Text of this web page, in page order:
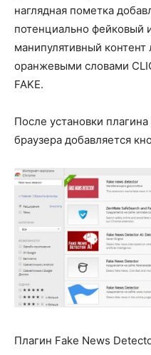
наглядная пометка
потенциально фейковый
манипулятивный
оранжевыми словами
FAKE.
После установки
браузера добавляется
Плагин Fake News